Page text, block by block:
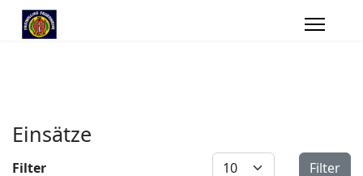
Einsätze
Filter Anzeige # Filter